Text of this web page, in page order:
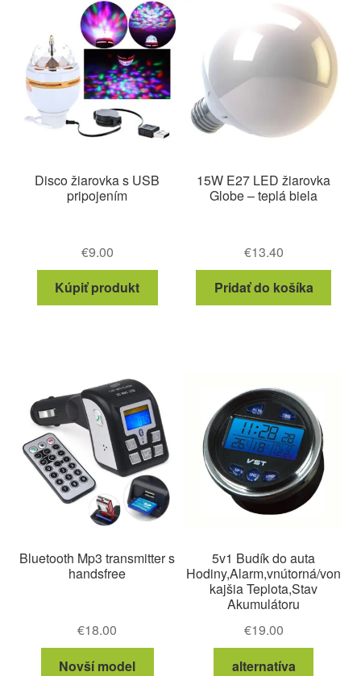
Disco žiarovka s USB
pripojením
€9.00
Kúpiť produkt
15W E27 LED žiarovka
Globe – teplá biela
€13.40
Pridať do košíka
Bluetooth Mp3 transmitter s
handsfree
€18.00
Novší model
5v1 Budík do auta
Hodiny,Alarm,vnútorná/von
kajšia Teplota,Stav
Akumulátoru
€19.00
alternatíva